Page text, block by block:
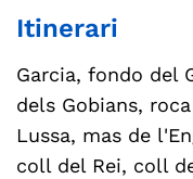
Itinerari
Garcia, fondo del
dels Gobians,
Lussa, mas de
coll del Rei, coll